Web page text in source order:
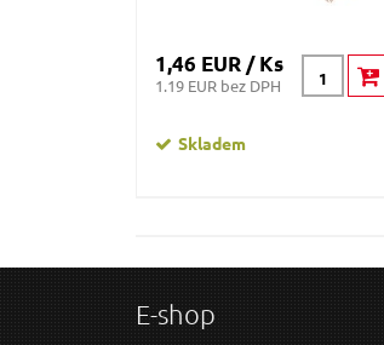
1,46 EUR / Ks
1.19 EUR bez DPH
Skladem
E-shop